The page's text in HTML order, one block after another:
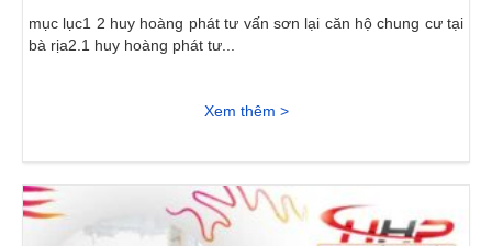
mục lục1 2 huy hoàng phát tư vấn sơn lại căn hộ chung cư tại
bà rịa2.1 huy hoàng phát tư...
Xem thêm >